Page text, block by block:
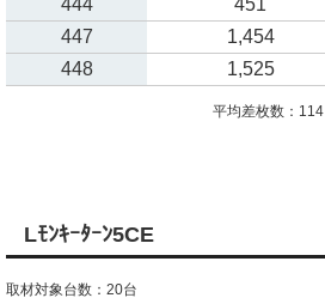
444
451
447
1,454
448
1,525
平均差枚数：114
Lﾓﾝｷｰﾀｰﾝ5CE
取材対象台数：20台